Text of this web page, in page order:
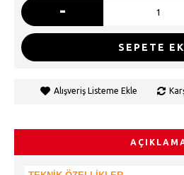
-
SEPETE
Alışveriş Listeme Ekle